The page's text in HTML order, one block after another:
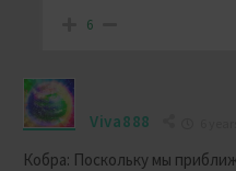
6
Viva888
Кобра: Поскольку мы